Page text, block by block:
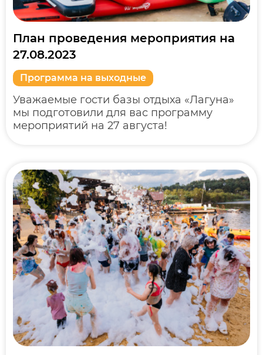
План проведения мероприятия на
27.08.2023
Программа на выходные
Уважаемые гости базы отдыха «Лагуна»
мы подготовили для вас программу
мероприятий на 27 августа!